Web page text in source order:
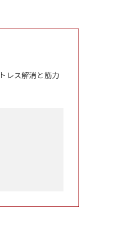
レス解消と筋力